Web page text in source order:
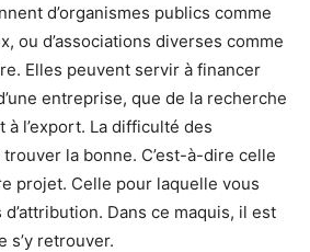
d’organismes publics comme
ou d’associations diverses comme
Elles peuvent servir à financer
entreprise, que de la recherche
l’export. La difficulté des
la bonne. C’est-à-dire celle
projet. Celle pour laquelle vous
Dans ce maquis, il est
s’y retrouver.